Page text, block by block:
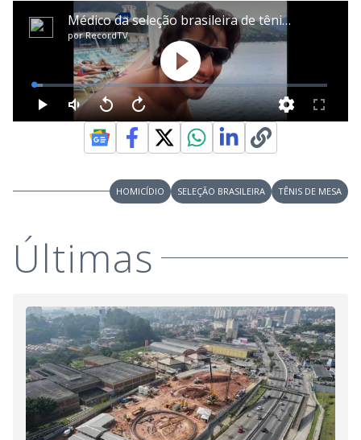
HOMICÍDIO SELEÇÃO BRASILEIRA TÊNIS DE MESA
Últimas